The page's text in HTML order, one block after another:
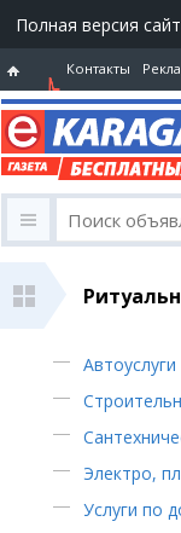
Полная версия
Горячая
линия
Контакты
Автоуслуги
Электро,
Услуги по